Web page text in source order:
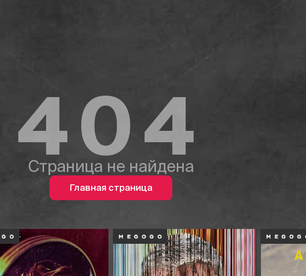
404
Страница не найдена
Главная страница